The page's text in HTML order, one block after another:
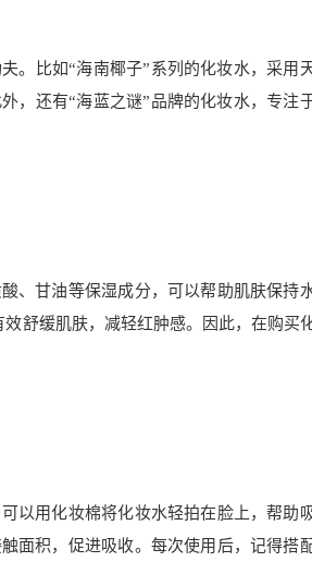
。比如“海南椰子”系列的化妆水，采用
，还有“海蓝之谜”品牌的化妆水，专注
、甘油等保湿成分，可以帮助肌肤保持
舒缓肌肤，减轻红肿感。因此，在购买
以用化妆棉将化妆水轻拍在脸上，帮助
面积，促进吸收。每次使用后，记得搭